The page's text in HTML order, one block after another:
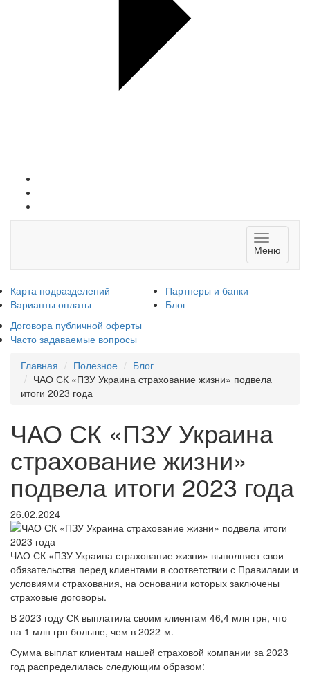
Toggle
Меню
Карта подразделений
Варианты оплаты
Партнеры и банки
Блог
Договора публичной оферты
Часто задаваемые вопросы
Главная
Полезное
Блог
ЧАО СК «ПЗУ Украина страхование жизни» подвела
итоги 2023 года
ЧАО СК «ПЗУ Украина
страхование жизни»
подвела итоги 2023 года
26.02.2024
ЧАО СК «ПЗУ Украина страхование жизни» выполняет свои
обязательства перед клиентами в соответствии с Правилами и
условиями страхования, на основании которых заключены
страховые договоры.
В 2023 году СК выплатила своим клиентам 46,4 млн грн, что
на 1 млн грн больше, чем в 2022-м.
Сумма выплат клиентам нашей страховой компании за 2023
год распределилась следующим образом: